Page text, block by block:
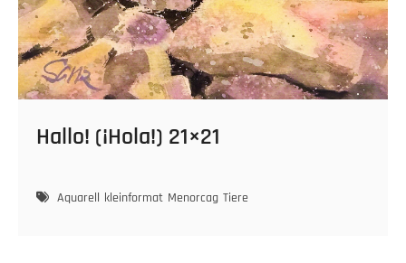
Hallo! (¡Hola!) 21×21
Aquarell kleinformat Menorcag Tiere